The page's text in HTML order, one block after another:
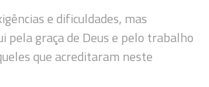
e dificuldades, mas
pela graça de Deus e pelo trabalho
que acreditaram neste